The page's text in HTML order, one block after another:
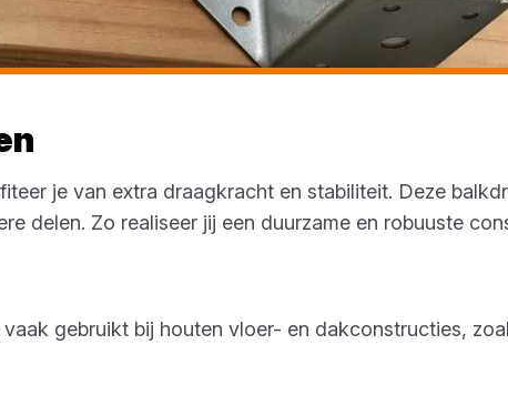
je van extra draagkracht en stabiliteit. Deze
delen. Zo realiseer jij een duurzame en robuuste
gebruikt bij houten vloer- en dakconstructies,